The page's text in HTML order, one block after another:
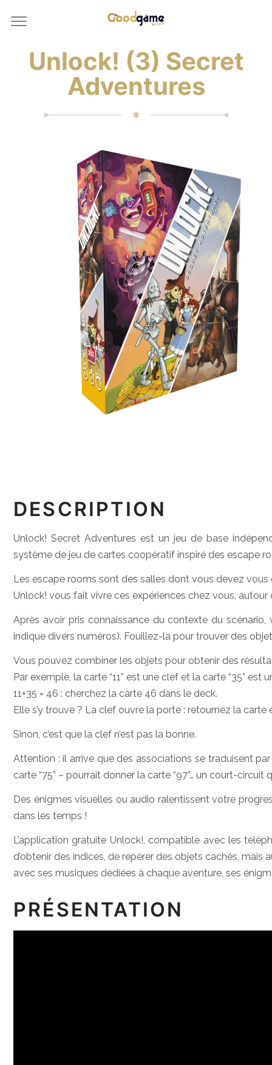
Unlock! (3) Secret
Adventures
✻
DESCRIPTION
Unlock! Secret Adventures est un jeu de base
système de jeu de cartes coopératif inspiré des escape
Les escape rooms sont des salles dont vous devez
Unlock! vous fait vivre ces expériences chez vous, autour
Après avoir pris connaissance du contexte du
indique divers numéros). Fouillez-la pour trouver des
Vous pouvez combiner les objets pour obtenir des
Par exemple, la carte “11” est une clef et la carte “35” est
11+35 = 46 : cherchez la carte 46 dans le deck.
Elle s’y trouve ? La clef ouvre la porte : retournez la carte
Sinon, c’est que la clef n’est pas la bonne.
Attention : il arrive que des associations se traduisent
carte “75” – pourrait donner la carte “97”… un court-
Des énigmes visuelles ou audio ralentissent votre
dans les temps !
L’application gratuite Unlock!, compatible avec les
d’obtenir des indices, de repérer des objets cachés, mais
avec ses musiques dédiées à chaque aventure, ses
PRÉSENTATION